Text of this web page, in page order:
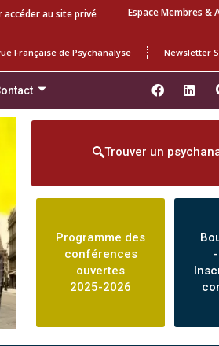
accéder au site privé Espace Membres &
Française de Psychanalyse Newsletter
Trouver un
Programme des
conférences
ouvertes
2025-2026